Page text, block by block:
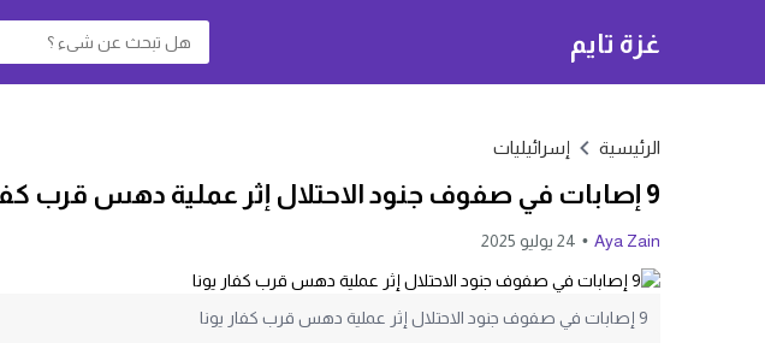
غزة تايم
الرئيسية إسرائيليات
9 إصابات في صفوف جنود الاحتلال إثر عملية دهس قرب كفار يونا
Aya Zain 24 يوليو 2025
9 إصابات في صفوف جنود الاحتلال إثر عملية دهس قرب كفار يونا